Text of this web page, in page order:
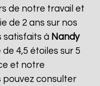
de notre travail et
de 2 ans sur nos
satisfaits à Nandy
4,5 étoiles sur 5
et notre
pouvez consulter